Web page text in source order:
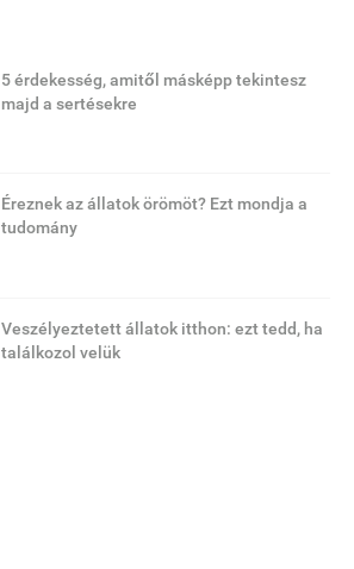
5 érdekesség, amitől másképp tekintesz
majd a sertésekre
Éreznek az állatok örömöt? Ezt mondja a
tudomány
Veszélyeztetett állatok itthon: ezt tedd, ha
találkozol velük